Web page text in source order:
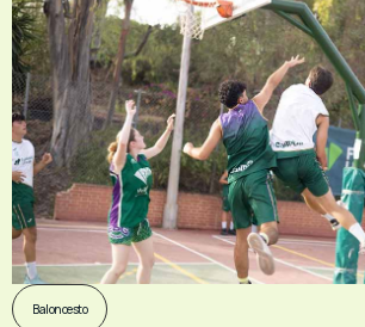
Baloncesto